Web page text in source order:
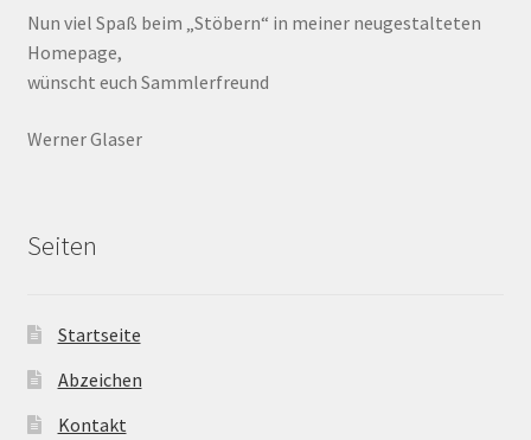
Nun viel Spaß beim „Stöbern“ in meiner neugestalteten
Homepage,
wünscht euch Sammlerfreund
Werner Glaser
Seiten
Startseite
Abzeichen
Kontakt